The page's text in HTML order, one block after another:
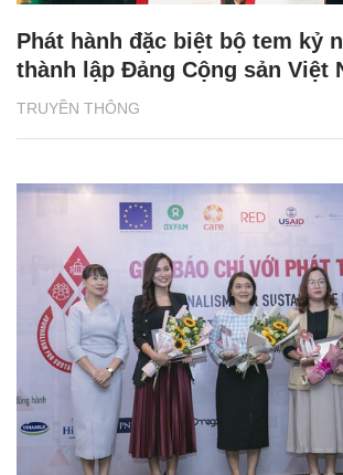
TRUYỀN THÔNG
Phát hành đặc biệt bộ tem kỷ
thành lập Đảng Cộng sản Việt